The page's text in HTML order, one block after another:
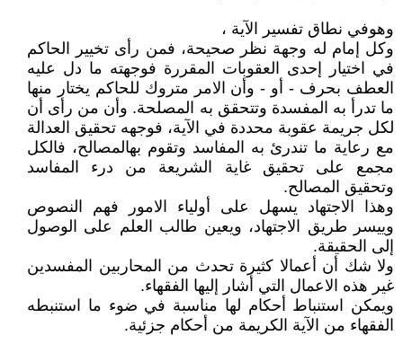
وهوفي نطاق تفسير الآية ،
وكل إمام له وجهة نظر صحيحة، فمن رأى تخيير الحاكم
في اختيار إحدى العقوبات المقررة فوجهته ما دل عليه
العطف بحرف - أو - وأن الامر متروك للحاكم يختار منها
ما تدرأ به المفسدة وتتحقق به المصلحة. وأن من رأى أن
لكل جريمة عقوبة محددة في الآية، فوجهه تحقيق العدالة
مع رعاية ما تندرئ به المفاسد وتقوم بهالمصالح، فالكل
مجمع على تحقيق غاية الشريعة من درء المفاسد
وتحقيق المصالح.
وهذا الاجتهاد يسهل على أولياء الامور فهم النصوص
وييسر طريق الاجتهاد، ويعين طالب العلم على الوصول
إلى الحقيقة.
ولا شك أن أعمالا كثيرة تحدث من المحاربين المفسدين
غير هذه الاعمال التي أشار إليها الفقهاء.
ويمكن استنباط أحكام لها مناسبة في ضوء ما استنبطه
الفقهاء من الآية الكريمة من أحكام جزئية.